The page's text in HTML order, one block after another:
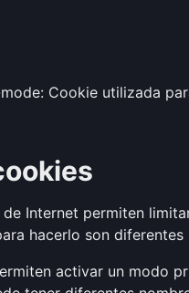
Cookie utilizada
Internet permiten
hacerlo son
activar un modo